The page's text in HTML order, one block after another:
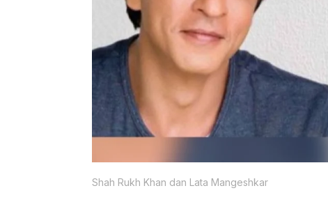
Shah Rukh Khan dan Lata Mangeshkar